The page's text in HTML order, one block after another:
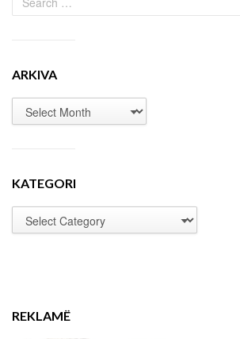
ARKIVA
KATEGORI
REKLAMË